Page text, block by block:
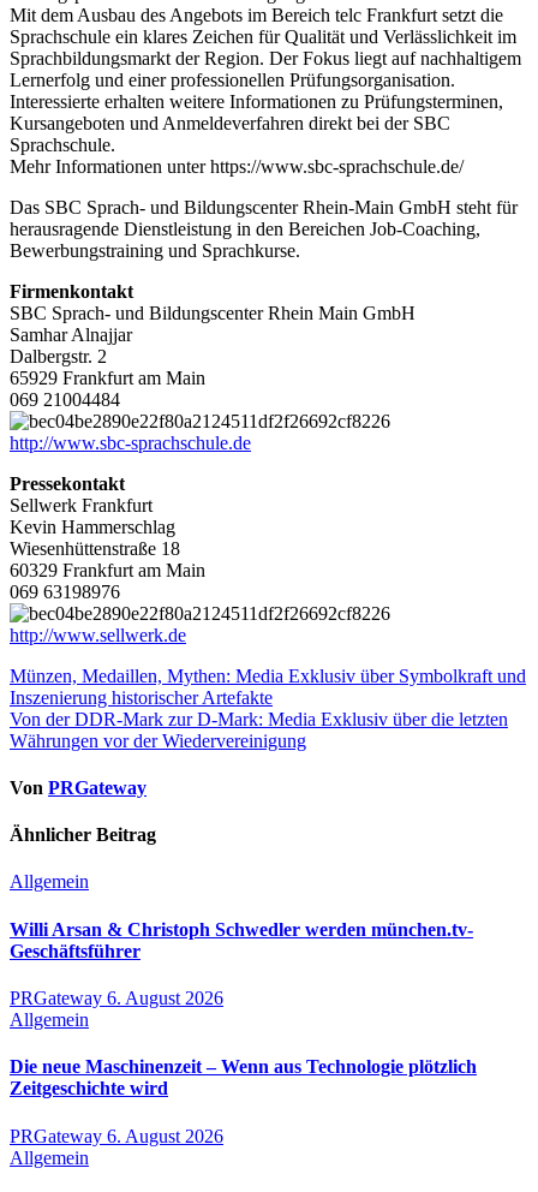
Mit dem Ausbau des Angebots im Bereich telc Frankfurt setzt die
Sprachschule ein klares Zeichen für Qualität und Verlässlichkeit im
Sprachbildungsmarkt der Region. Der Fokus liegt auf nachhaltigem
Lernerfolg und einer professionellen Prüfungsorganisation.
Interessierte erhalten weitere Informationen zu Prüfungsterminen,
Kursangeboten und Anmeldeverfahren direkt bei der SBC
Sprachschule.
Mehr Informationen unter https://www.sbc-sprachschule.de/
Das SBC Sprach- und Bildungscenter Rhein-Main GmbH steht für
herausragende Dienstleistung in den Bereichen Job-Coaching,
Bewerbungstraining und Sprachkurse.
Firmenkontakt
SBC Sprach- und Bildungscenter Rhein Main GmbH
Samhar Alnajjar
Dalbergstr. 2
65929 Frankfurt am Main
069 21004484
http://www.sbc-sprachschule.de
Pressekontakt
Sellwerk Frankfurt
Kevin Hammerschlag
Wiesenhüttenstraße 18
60329 Frankfurt am Main
069 63198976
http://www.sellwerk.de
Beitragsnavigation
Münzen, Medaillen, Mythen: Media Exklusiv über Symbolkraft und
Inszenierung historischer Artefakte
Von der DDR-Mark zur D-Mark: Media Exklusiv über die letzten
Währungen vor der Wiedervereinigung
Von PRGateway
Ähnlicher Beitrag
Allgemein
Willi Arsan & Christoph Schwedler werden münchen.tv-
Geschäftsführer
PRGateway 6. August 2026
Allgemein
Die neue Maschinenzeit – Wenn aus Technologie plötzlich
Zeitgeschichte wird
PRGateway 6. August 2026
Allgemein